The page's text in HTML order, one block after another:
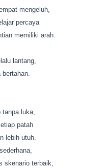
mengeluh,
percaya
memiliki arah.
lantang,
bertahan.
tanpa luka,
patah
lebih utuh.
skenario terbaik,